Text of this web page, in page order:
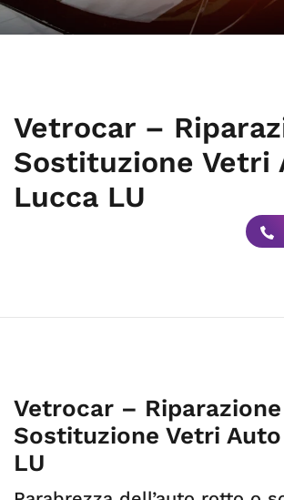
Vetrocar –
Sostituzione Vetri
Lucca LU
Vetrocar – Riparazione
Sostituzione Vetri
LU